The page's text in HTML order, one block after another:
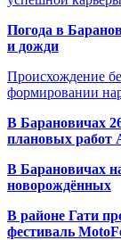
Погода в
и дожди
Происхождение
формировании
В Барановичах
плановых работ
В Барановичах
новорождённых
В районе Гати
фестиваль